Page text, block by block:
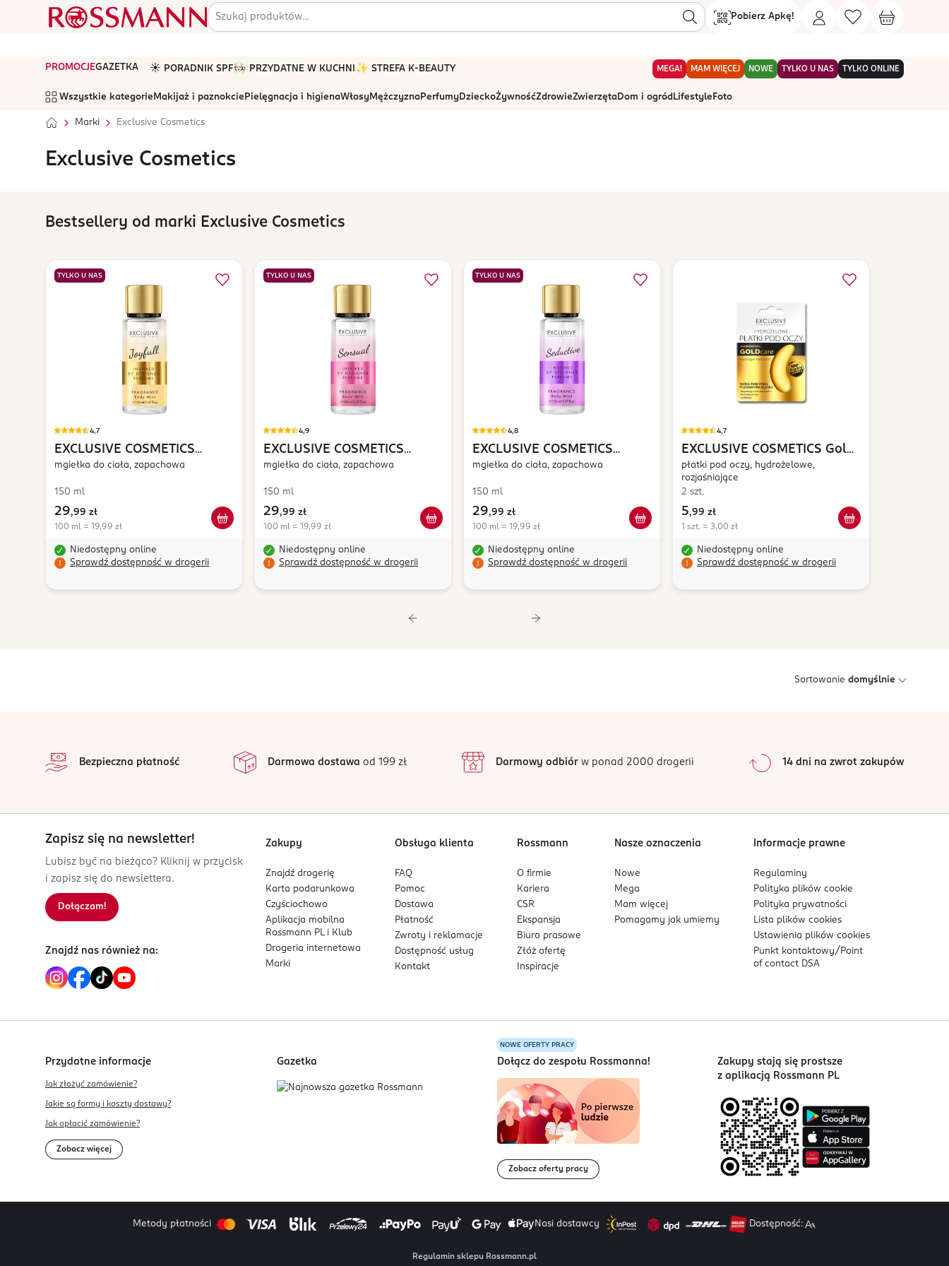
Pobierz Apkę!
PROMOCJEGAZETKA ☀️ PORADNIK SPF🧑🏻‍🍳 PRZYDATNE W KUCHNI ✨ STREFA K-BEAUTY MEGA! MAM WIĘCEJ NOWE TYLKO U NAS TYLKO ONLINE
Wszystkie kategorie Makijaż i paznokcie Pielęgnacja i higienaWłosyMężczyznaPerfumyDzieckoŻywnośćZdrowieZwierzętaDom i ogród Lifestyle Foto
Marki Exclusive Cosmetics
Exclusive Cosmetics
Bestsellery od marki Exclusive Cosmetics
TYLKO U NAS
4,7
EXCLUSIVE COSMETICS
Joyfull
mgiełka do ciała, zapachowa
150 ml
29,99 zł
100 ml = 19,99 zł
Niedostępny online
Sprawdź dostępność w drogerii
TYLKO U NAS
4,9
EXCLUSIVE COSMETICS
Sensual
mgiełka do ciała, zapachowa
150 ml
29,99 zł
100 ml = 19,99 zł
Niedostępny online
Sprawdź dostępność w drogerii
TYLKO U NAS
4,8
EXCLUSIVE COSMETICS
Seductive
mgiełka do ciała, zapachowa
150 ml
29,99 zł
100 ml = 19,99 zł
Niedostępny online
Sprawdź dostępność w drogerii
4,7
EXCLUSIVE COSMETICS Gold
Care Illuminating
płatki pod oczy, hydrożelowe,
rozjaśniające
2 szt.
5,99 zł
1 szt. = 3,00 zł
Niedostępny online
Sprawdź dostępność w drogerii
Sortowanie domyślnie
Bezpieczna płatność Darmowa dostawa od 199 zł Darmowy odbiórw ponad 2000 drogerii 14 dni na zwrot zakupów
Zapisz się na newsletter!
Lubisz być na bieżąco? Kliknij w przycisk
i zapisz się do newslettera.
Dołączam!
Znajdź nas również na:
Zakupy
Znajdź drogerię
Karta podarunkowa
Czyściochowo
Aplikacja mobilna
Rossmann PL i Klub
Drogeria internetowa
Marki
Obsługa klienta
FAQ
Pomoc
Dostawa
Płatność
Zwroty i reklamacje
Dostępność usług
Kontakt
Rossmann
O firmie
Kariera
CSR
Ekspansja
Biuro prasowe
Złóż ofertę
Inspiracje
Nasze oznaczenia
Nowe
Mega
Mam więcej
Pomagamy jak umiemy
Informacje prawne
Regulaminy
Polityka plikówcookie
Polityka prywatności
Lista plikówcookies
Ustawienia plikówcookies
Punkt kontaktowy/ Point
of contact DSA
Przydatne informacje
Jak złożyć zamówienie?
Jakie są formy i koszty dostawy?
Jak opłacić zamówienie?
Zobacz więcej
Gazetka
NOWE OFERTY PRACY
Dołącz do zespołu Rossmanna!
Zobacz oferty pracy
Zakupy stają się prostsze
z aplikacją Rossmann PL
Metody płatności Nasi dostawcy Dostępność:
Regulamin sklepu Rossmann.pl